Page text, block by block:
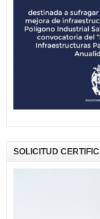
SOLICITUD